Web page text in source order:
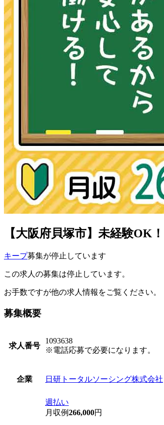
【大阪府貝塚市】未経験OK
キープ募集が停止しています
この求人の募集は停止しています。
お手数ですが他の求人情報をご覧ください。
募集概要
求人番号
1093638
※電話応募で必要になります。
企業 日研トータルソーシング株式会社
週払い
月収例266,000円